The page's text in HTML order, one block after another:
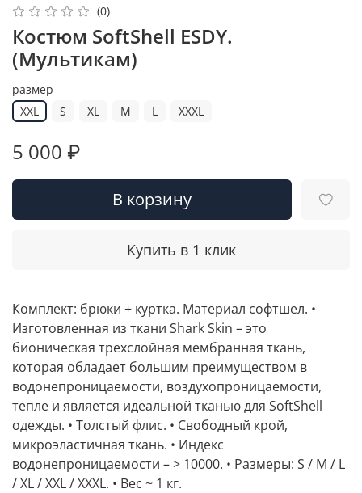
(0)
Костюм SoftShell ESDY.
(Мультикам)
размер
XXL
S XL M L XXXL
5 000 ₽
В корзину
Купить в 1 клик
Комплект: брюки + куртка. Материал софтшел. •
Изготовленная из ткани Shark Skin – это
бионическая трехслойная мембранная ткань,
которая обладает большим преимуществом в
водонепроницаемости, воздухопроницаемости,
тепле и является идеальной тканью для SoftShell
одежды. • Толстый флис. • Свободный крой,
микроэластичная ткань. • Индекс
водонепроницаемости – > 10000. • Размеры: S / M / L
/ XL / XXL / XXXL. • Вес ~ 1 кг.